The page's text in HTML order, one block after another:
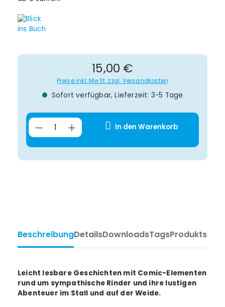
Regulärer Preis:
15,00 €
Preise inkl. MwSt. zzgl. Versandkosten
Sofort verfügbar, Lieferzeit: 3-5 Tage
Produkt Anzahl: Gib den
In den Warenkorb
BeschreibungDetailsDownloadsTags
Leicht lesbare Geschichten mit Comic-Elementen
rund um sympathische Rinder und ihre lustigen
Abenteuer im Stall und auf der Weide.